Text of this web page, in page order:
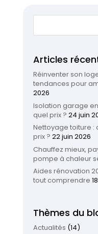
Articles
Réinventer son
tendances pour
2026
Isolation garage
quel prix ? 24 juin
Nettoyage toiture :
prix ? 22 juin 2026
Chauffez mieux,
pompe à chaleur
Aides rénovation
tout comprendre
Thèmes du
Actualités (14)